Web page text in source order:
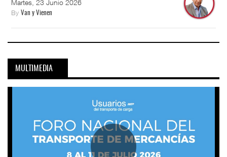
Martes, 23 Junio 2026
By Van y Vienen
MULTIMEDIA